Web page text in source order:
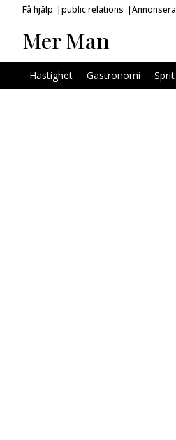
Få hjälp public relations Annonsera
Mer Man
Hastighet Gastronomi Sprit